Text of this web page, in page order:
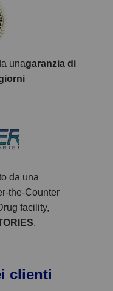
unagaranzia di
da una
the-Counter
facility,
.
clienti